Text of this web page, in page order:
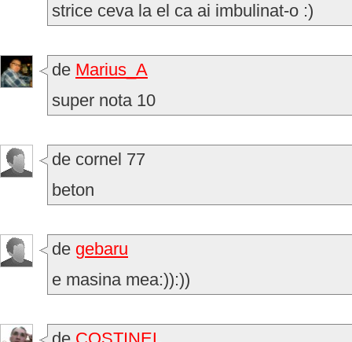
strice ceva la el ca ai imbulinat-o :)
de Marius_A
super nota 10
de cornel 77
beton
de gebaru
e masina mea:)):))